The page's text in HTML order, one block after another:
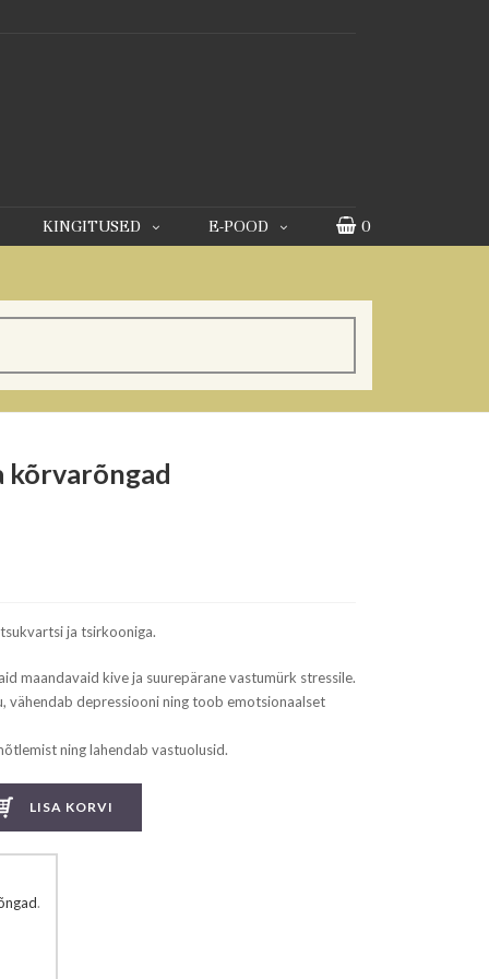
KINGITUSED E-POOD 0
kõrvarõngad
ja tsirkooniga.
maandavaid kive ja suurepärane vastumürk stressile.
vähendab depressiooni ning toob emotsionaalset
ning lahendab vastuolusid.
LISA KORVI
.